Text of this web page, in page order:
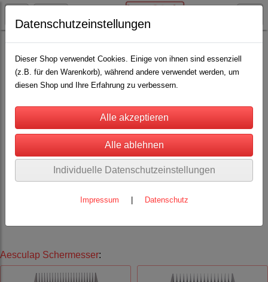
Aesculap Schermaschinen u. Schermesser
Aesculap Schermaschinen Rinder/Pferde
Wir reparieren für Sie Viehscheren und schärfen Schermesser
aller Fabrikate.
Aesculap Schermesser:
Datenschutzeinstellungen
Dieser Shop verwendet Cookies. Einige von ihnen sind essenziell
(z.B. für den Warenkorb), während andere verwendet werden, um
diesen Shop und Ihre Erfahrung zu verbessern.
Individuelle Datenschutzeinstellungen
Impressum Datenschutz